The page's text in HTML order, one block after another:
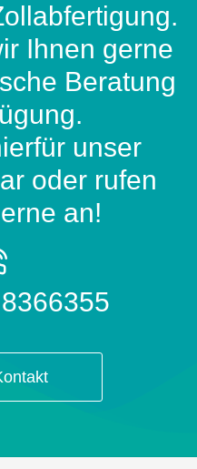
Ihnen gerne
Beratung
unser
oder rufen
an!